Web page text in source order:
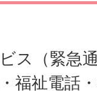
ス（緊急
福祉電話